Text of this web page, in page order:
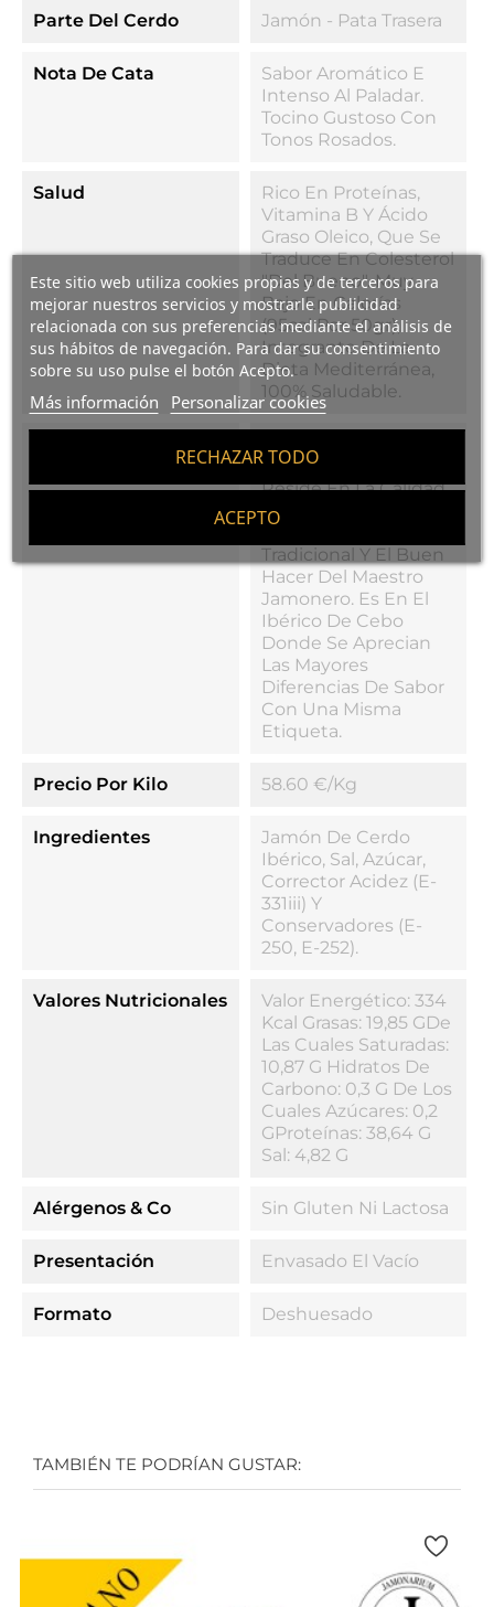
Este sitio web utiliza cookies propias y de terceros para
mejorar nuestros servicios y mostrarle publicidad
relacionada con sus preferencias mediante el análisis de
sus hábitos de navegación. Para dar su consentimiento
sobre su uso pulse el botón Acepto.
Más información Personalizar cookies
RECHAZAR TODO
ACEPTO
Parte Del Cerdo Jamón - Pata Trasera
Nota De Cata
Sabor Aromático E
Intenso Al Paladar.
Tocino Gustoso Con
Tonos Rosados.
Salud
Rico En Proteínas,
Vitamina B Y Ácido
Graso Oleico, Que Se
Traduce En Colesterol
"del Bueno". Muy
Bajo En Calorías
(95cal Por 50gr),
Integrante De La
Dieta Mediterránea,
100% Saludable.
De Este Ibérico
Reside En La Calidad
De Los Cerdos
Tradicional Y El Buen
Hacer Del Maestro
Jamonero. Es En El
Ibérico De Cebo
Donde Se Aprecian
Las Mayores
Diferencias De Sabor
Con Una Misma
Etiqueta.
Precio Por Kilo 58.60 €/kg
Ingredientes
Jamón De Cerdo
Ibérico, Sal, Azúcar,
Corrector Acidez (E-
331iii) Y
Conservadores (E-
250, E-252).
Valores Nutricionales
Valor Energético: 334
Kcal Grasas: 19,85 GDe
Las Cuales Saturadas:
10,87 G Hidratos De
Carbono: 0,3 G De Los
Cuales Azúcares: 0,2
GProteínas: 38,64 G
Sal: 4,82 G
Alérgenos & Co Sin Gluten Ni Lactosa
Presentación Envasado El Vacío
Formato Deshuesado
TAMBIÉN TE PODRÍAN GUSTAR: